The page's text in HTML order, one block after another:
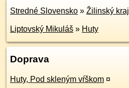
Stredné Slovensko » Žilinský kraj
Liptovský Mikuláš » Huty
Doprava
Huty, Pod skleným vŕškom ¤